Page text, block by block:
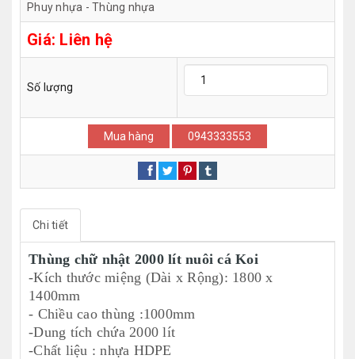
Phuy nhựa - Thùng nhựa
Giá: Liên hệ
Số lượng
Mua hàng 0943333553
Chi tiết
Thùng chữ nhật 2000 lít nuôi cá Koi
-Kích thước miệng (Dài x Rộng): 1800 x
1400mm
- Chiều cao thùng :1000mm
-Dung tích chứa 2000 lít
-Chất liệu : nhựa HDPE